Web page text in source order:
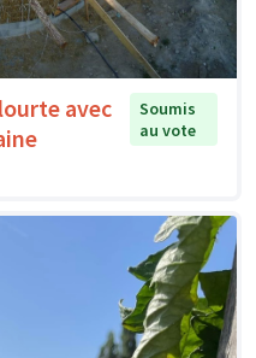
avec
Soumis
au vote